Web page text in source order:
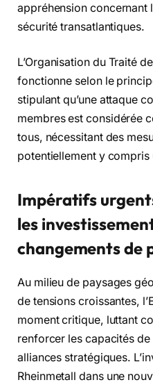
appréhension concernant
sécurité transatlantiques.
L’Organisation du Traité
fonctionne selon le
stipulant qu’une attaque
membres est considérée
tous, nécessitant des
potentiellement y
Impératifs
les
changements de
Au milieu de paysages
de tensions croissantes,
moment critique, luttant
renforcer les capacités
alliances stratégiques.
Rheinmetall dans une